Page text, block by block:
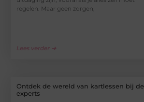
regelen. Maar geen zorgen,
Lees verder ➜
Ontdek de wereld van kartlessen bij de
experts